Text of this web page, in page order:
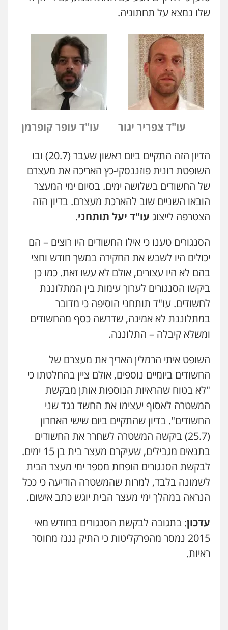
שלו נמצא על תחתוניה.
עו"ד צפריר יגור עו"ד עופר קופרמן
הדיון הזה התקיים ביום ראשון שעבר (20.7) ובו
השופטת רונית פוזננסקי-כץ האריכה את מעצרם
של החשודים בשלושה ימים. בסיום ימי המעצר
הובאו השניים שוב להארכת מעצרם. בדיון הזה
הצטרפה לייצוג עו"ד יעל תותחני.
הסנגורים טענו כי אילו החשודים היו רוצים – הם
יכולים היו לשבש את החקירה במשך חודש וחצי
בהם לא היו עצורים, אולם לא עשו זאת. כמו כן
ביקשו הסנגורים לערוך עימות בין המתלוננת
לחשודים. עו"ד תותחני הוסיפה כי מדובר
במתלוננת לא אמינה, שדרשה כסף מהחשודים
ומשלא קיבלה – התלוננה.
השופט איתי הרמלין האריך את מעצרם של
החשודים ביומיים נוספים, אולם ציין בהחלטתו כי
"לא בטוח שהראיות הנוספות אותן מבקשת
המשטרה לאסוף יעצימו את החשד נגד שני
החשודים". בדיון שהתקיים ביום שישי האחרון
(25.7) ביקשה המשטרה לשחרר את החשודים
בתנאים מגבילים, שעיקרם מעצר בית בן 15 ימים.
לבקשת הסנגורים הופחת מספר ימי מעצר הבית
לשמונה בלבד, למרות שהמשטרה הודיעה כי ככל
הנראה במהלך ימי מעצר הבית יוגש כתב אישום.
עדכון: בתגובה לבקשת הסנגורים בחודש מאי
2015 נמסר מהפרקליטות כי התיק נגנז מחוסר
ראיות.
ניר קידר – צלם
צילום עורכי דין שירותים מקצועיים לעורכי
דין
0504578527
רונן הלל – מוניטין
מחיקת כתבות מגוגל ודחיקת אזכורים
שליליים
שירותים מקצועיים לעורכי דין
0522508109
אחסון אתרים
מהירות הגנה גיבוי תמיכה שירותים
מקצועיים לעורכי דין
מרכז התחלה חדשה
עבירות מין
לעורכי דין
0544500346
מאיה בלום, עו"ס, טיפול ושיקום
טיפול בהתמכרויות שירותים מקצועיים
לעורכי דין
עו"ד ד"ר אבי שקד
עבירות כלכליות הלבנת הון